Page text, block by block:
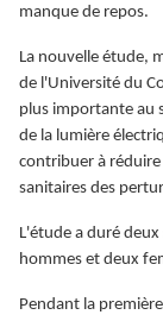
manque de repos.
La nouvelle étude,
de l'Université du
plus importante au
de la lumière
contribuer à réduire
sanitaires des
L'étude a duré
hommes et deux
Pendant la